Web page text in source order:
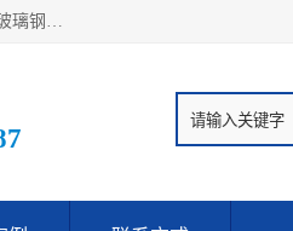
江阴市翔鼎复合材料有限公司,位于美丽富饶的中国经济百强县第一县级市的-江苏省江阴市，是一家专精于玻璃钢格栅、玻璃钢新材料,镀锌钢格板，机械设备生产制造及研发的科技型企业；公司产品已销往了世界多个国家和地区，公司人决心加倍努力愿与广大社会同仁精诚合作共创辉煌！